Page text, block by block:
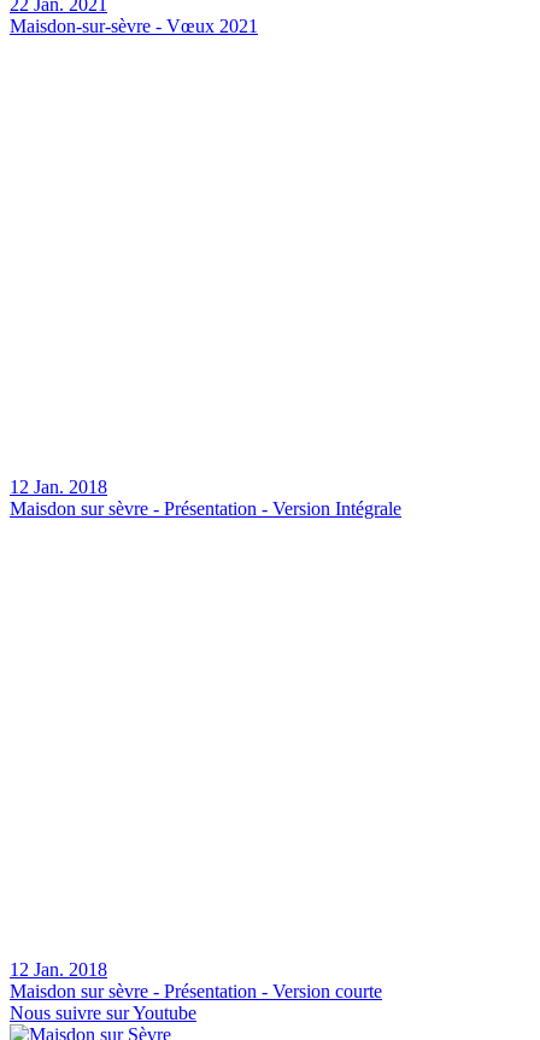
22 Jan. 2021
Maisdon-sur-sèvre - Vœux 2021
12 Jan. 2018
Maisdon sur sèvre - Présentation - Version Intégrale
12 Jan. 2018
Maisdon sur sèvre - Présentation - Version courte
Nous suivre sur Youtube